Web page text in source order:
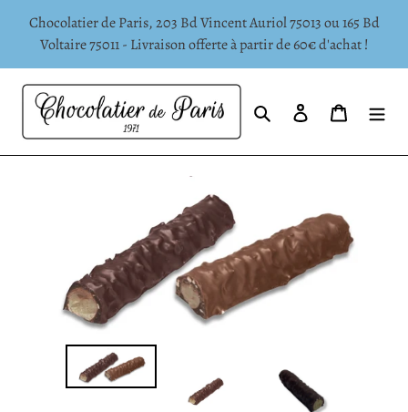
Passer
Chocolatier de Paris, 203 Bd Vincent Auriol 75013 ou 165 Bd
Voltaire 75011 - Livraison offerte à partir de 60€ d'achat !
RechercherSe connecter
Panier